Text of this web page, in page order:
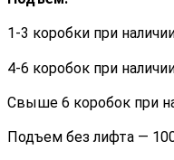
1-3 коробки при
4-6 коробок при
Свыше 6 коробок при
Подъем без лифта —